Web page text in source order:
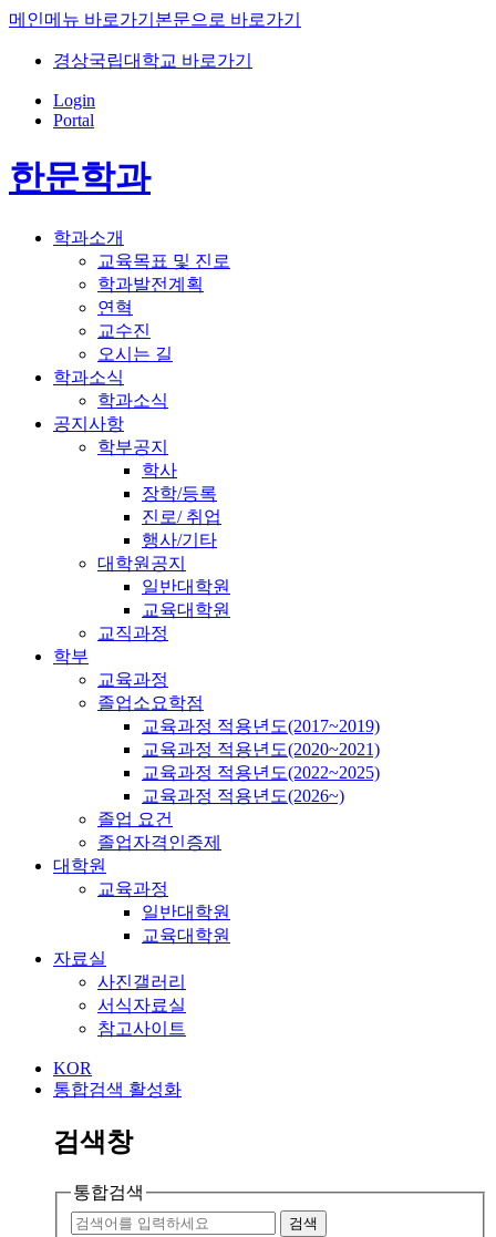
메인메뉴 바로가기 본문으로 바로가기
경상국립대학교 바로가기
Login
Portal
한문학과
학과소개
교육목표 및 진로
학과발전계획
연혁
교수진
오시는 길
학과소식
학과소식
공지사항
학부공지
학사
장학/등록
진로/ 취업
행사/기타
대학원공지
일반대학원
교육대학원
교직과정
학부
교육과정
졸업소요학점
교육과정 적용년도(2017~2019)
교육과정 적용년도(2020~2021)
교육과정 적용년도(2022~2025)
교육과정 적용년도(2026~)
졸업 요건
졸업자격인증제
대학원
교육과정
일반대학원
교육대학원
자료실
사진갤러리
서식자료실
참고사이트
KOR
통합검색 활성화
검색창
통합검색
검색